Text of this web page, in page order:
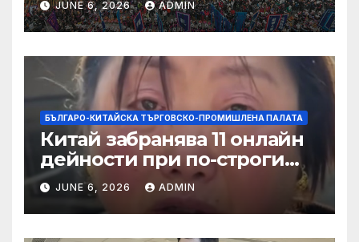
слънчева енергия
JUNE 6, 2026 ADMIN
БЪЛГАРО-КИТАЙСКА ТЪРГОВСКО-ПРОМИШЛЕНА ПАЛАТА
Китай забранява 11 онлайн
дейности при по-строги
правила за ограничаване на
слуховете и
кибернасилниците
JUNE 6, 2026 ADMIN